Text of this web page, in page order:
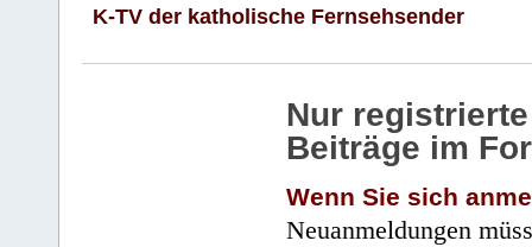
K-TV der katholische Fernsehsender
Nur
Beiträge im
Wenn Sie sich
Neuanmeldungen